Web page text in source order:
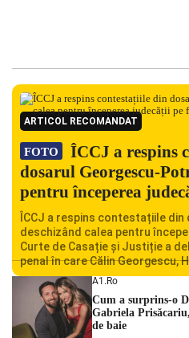
ARTICOL RECOMANDAT
FOTO
ÎCCJ a respins
dosarul Georgescu-
pentru începerea
ÎCCJ a respins contestațiile
deschizând calea pentru
Curte de Casație și Justiție a
penal în care Călin Georgescu,
persoane sunt acuzați de
ordinii constituționale. În
judecătorii de la instanța
A1.ro
Cum a surprins-o
Gabriela
de baie